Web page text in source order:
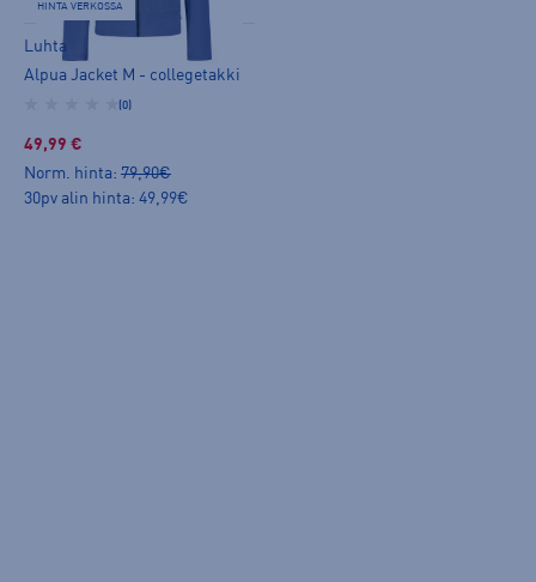
HINTA VERKOSSA
Luhta
Alpua Jacket M - collegetakki
(0)
49,99 €
Norm. hinta: 79,90€
30pv alin hinta: 49,99€